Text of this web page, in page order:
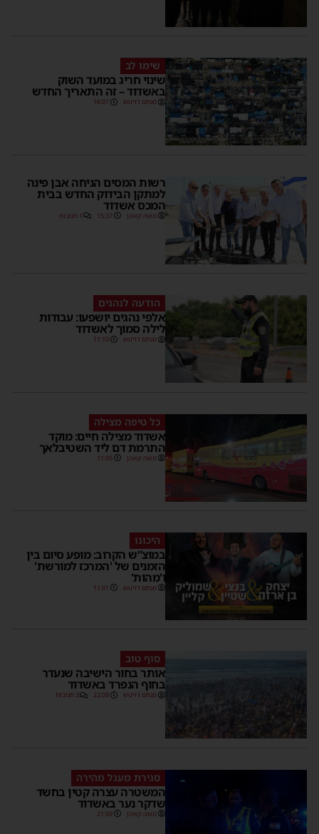
שימו לב
שינוי חריג במועד השוק
באשדוד – זה התאריך החדש
מנחם דויטש 16:07
רשות המסים הניחה אבן פינה
למתקן הבידוק החדש בבית
המכס אשדוד
משה קאהן 15:37 1 תגובות
הודעה לנהגים
אלפי נהגים יושפעו: עבודות
לילה סמוך לאשדוד
מנחם דויטש 11:10
כל טיפה מצילה
אשדוד מצילה חיים: מוקד
התרמת דם ליד השטיבלאך
משה קאהן 11:05
היכונו
במוצ”ש הקרוב: מופע סיום בין
הזמנים של 'המרכז למורשת'
ו'מהות'
מנחם דויטש 11:01
סוף טוב
אותר בחור הישיבה שנעדר
בחוף הנפרד באשדוד
מנחם דויטש 22:08 3 תגובות
סגירת מעגל מהירה
המשטרה עצרה קטין בחשד
שדקר נער באשדוד
משה קאהן 21:59